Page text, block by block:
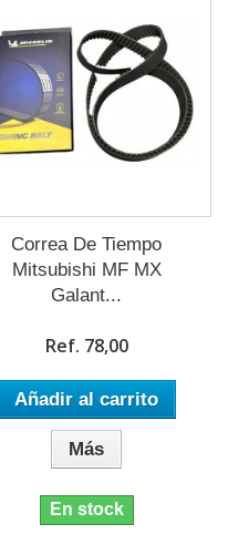
Correa De Tiempo
Mitsubishi MF MX
Galant...
Ref. 78,00
Añadir al carrito
Más
En stock